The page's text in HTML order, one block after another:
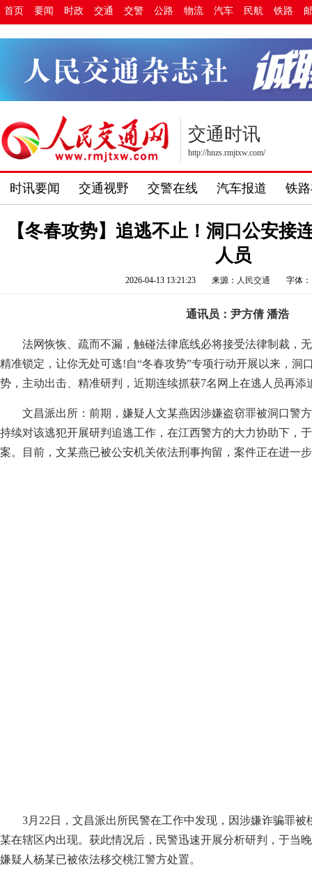
首页 要闻 时政 交通 交警 公路 物流 汽车 民航 铁路
交通时讯
http://hnzs.rmjtxw.com/
时讯要闻 交通视野 交警在线 汽车报道 铁
【冬春攻势】追逃不止！洞口公安接
人员
2026-04-13 13:21:23 来源： 人民交通 字体：
通讯员：尹方倩 潘浩
法网恢恢、疏而不漏，触碰法律底线必将接受法律制裁，
精准锁定，让你无处可逃!自“冬春攻势”专项行动开展以来，洞
势，主动出击、精准研判，近期连续抓获7名网上在逃人员再添
文昌派出所：前期，嫌疑人文某燕因涉嫌盗窃罪被洞口警
持续对该逃犯开展研判追逃工作，在江西警方的大力协助下，
案。目前，文某燕已被公安机关依法刑事拘留，案件正在进一
3月22日，文昌派出所民警在工作中发现，因涉嫌诈骗罪
某在辖区内出现。获此情况后，民警迅速开展分析研判，于当
嫌疑人杨某已被依法移交桃江警方处置。